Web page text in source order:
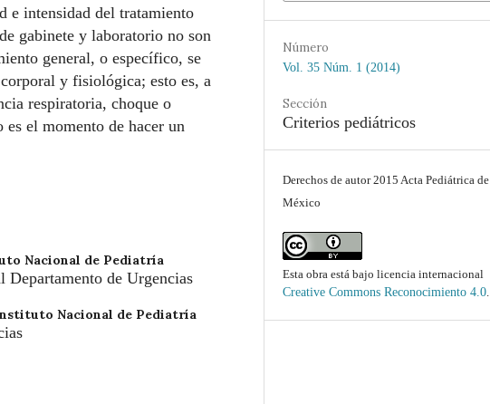
e intensidad del tratamiento
gabinete y laboratorio no son
general, o específico, se
y fisiológica; esto es, a
respiratoria, choque o
el momento de hacer un
Nacional de Pediatría
Departamento de Urgencias
Nacional de Pediatría
Número
Vol. 35 Núm. 1 (2014)
Sección
Criterios pediátricos
Derechos de autor 2015 Acta Pediátrica de
México
Esta obra está bajo licencia internacional
Creative Commons Reconocimiento 4.0